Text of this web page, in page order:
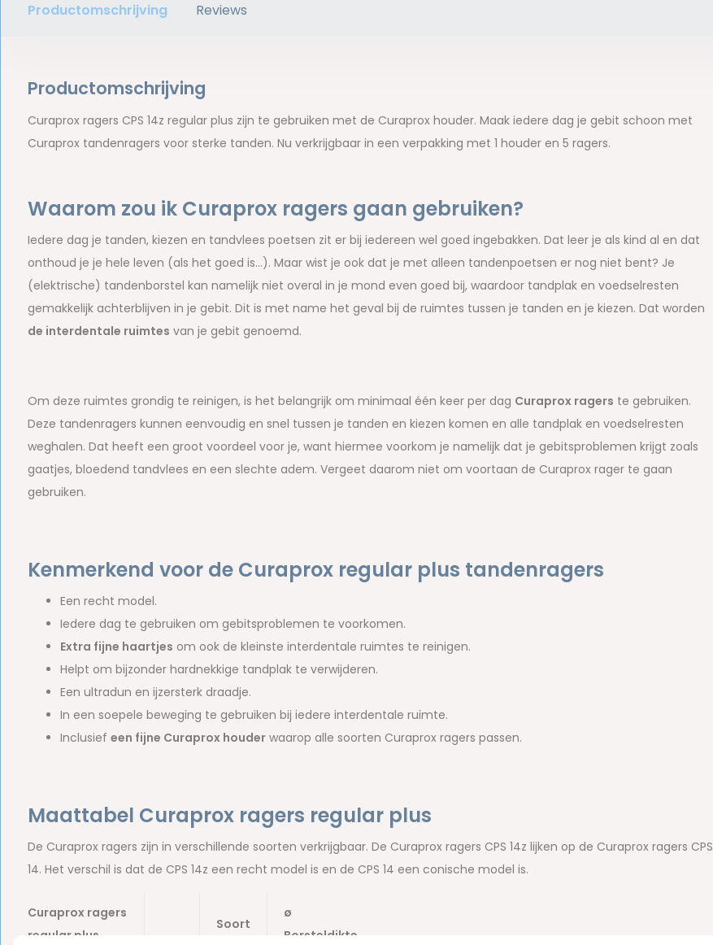
Productomschrijving Reviews
Productomschrijving
Curaprox ragers CPS 14z regular plus zijn te gebruiken met de Curaprox houder. Maak iedere dag je gebit schoon met
Curaprox tandenragers voor sterke tanden. Nu verkrijgbaar in een verpakking met 1 houder en 5 ragers.
Waarom zou ik Curaprox ragers gaan gebruiken?
Iedere dag je tanden, kiezen en tandvlees poetsen zit er bij iedereen wel goed ingebakken. Dat leer je als kind al en dat
onthoud je je hele leven (als het goed is…). Maar wist je ook dat je met alleen tandenpoetsen er nog niet bent? Je
(elektrische) tandenborstel kan namelijk niet overal in je mond even goed bij, waardoor tandplak en voedselresten
gemakkelijk achterblijven in je gebit. Dit is met name het geval bij de ruimtes tussen je tanden en je kiezen. Dat worden
de interdentale ruimtes van je gebit genoemd.
Om deze ruimtes grondig te reinigen, is het belangrijk om minimaal één keer per dag Curaprox ragers te gebruiken.
Deze tandenragers kunnen eenvoudig en snel tussen je tanden en kiezen komen en alle tandplak en voedselresten
weghalen. Dat heeft een groot voordeel voor je, want hiermee voorkom je namelijk dat je gebitsproblemen krijgt zoals
gaatjes, bloedend tandvlees en een slechte adem. Vergeet daarom niet om voortaan de Curaprox rager te gaan
gebruiken.
Kenmerkend voor de Curaprox regular plus tandenragers
Een recht model.
Iedere dag te gebruiken om gebitsproblemen te voorkomen.
Extra fijne haartjes om ook de kleinste interdentale ruimtes te reinigen.
Helpt om bijzonder hardnekkige tandplak te verwijderen.
Een ultradun en ijzersterk draadje.
In een soepele beweging te gebruiken bij iedere interdentale ruimte.
Inclusief een fijne Curaprox houderwaarop alle soorten Curaprox ragers passen.
Maattabel Curaprox ragers regular plus
De Curaprox ragers zijn in verschillende soorten verkrijgbaar. De Curaprox ragers CPS 14z lijken op de Curaprox ragers CPS
14. Het verschil is dat de CPS 14z een recht model is en de CPS 14 een conische model is.
Curaprox ragers
regular plus
Soort
ø
Borsteldikte